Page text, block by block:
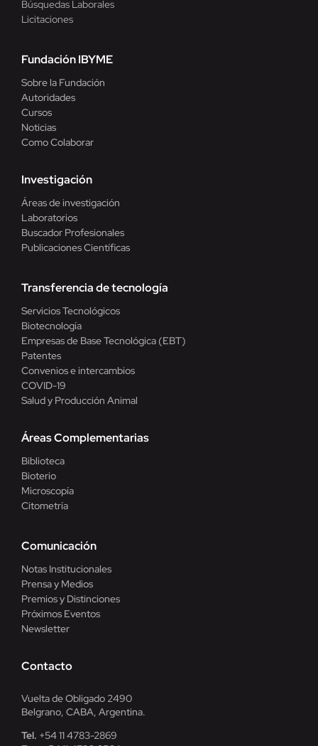
Búsquedas Laborales
Licitaciones
Fundación IBYME
Sobre la Fundación
Autoridades
Cursos
Noticias
Como Colaborar
Investigación
Áreas de investigación
Laboratorios
Buscador Profesionales
Publicaciones Científicas
Transferencia de tecnología
Servicios Tecnológicos
Biotecnología
Empresas de Base Tecnológica (EBT)
Patentes
Convenios e intercambios
COVID-19
Salud y Producción Animal
Áreas Complementarias
Biblioteca
Bioterio
Microscopía
Citometría
Comunicación
Notas Institucionales
Prensa y Medios
Premios y Distinciones
Próximos Eventos
Newsletter
Contacto
Vuelta de Obligado 2490
Belgrano, CABA, Argentina.
Tel. +54 11 4783-2869